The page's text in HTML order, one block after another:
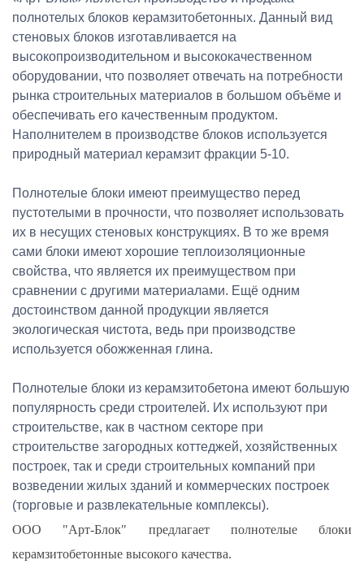
полнотелых блоков керамзитобетонных. Данный вид
стеновых блоков изготавливается на
высокопроизводительном и высококачественном
оборудовании, что позволяет отвечать на потребности
рынка строительных материалов в большом объёме и
обеспечивать его качественным продуктом.
Наполнителем в производстве блоков используется
природный материал керамзит фракции 5-10.
Полнотелые блоки имеют преимущество перед
пустотелыми в прочности, что позволяет использовать
их в несущих стеновых конструкциях. В то же время
сами блоки имеют хорошие теплоизоляционные
свойства, что является их преимуществом при
сравнении с другими материалами. Ещё одним
достоинством данной продукции является
экологическая чистота, ведь при производстве
используется обожженная глина.
Полнотелые блоки из керамзитобетона имеют большую
популярность среди строителей. Их используют при
строительстве, как в частном секторе при
строительстве загородных коттеджей, хозяйственных
построек, так и среди строительных компаний при
возведении жилых зданий и коммерческих построек
(торговые и развлекательные комплексы).
ООО "Арт-Блок" предлагает полнотелые блоки
керамзитобетонные высокого качества.